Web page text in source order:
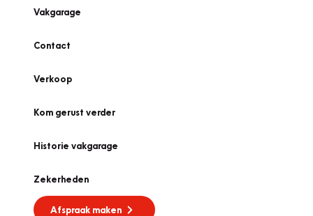
Vakgarage
Contact
Verkoop
Kom gerust verder
Historie vakgarage
Zekerheden
Afspraak maken